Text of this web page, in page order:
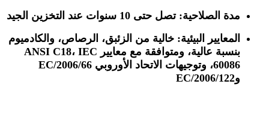
مدة الصلاحية: تصل حتى 10 سنوات عند التخزين الجيد
المعايير البيئية: خالية من الزئبق، الرصاص، والكادميوم
بنسبة عالية، ومتوافقة مع معايير ANSI C18، IEC
60086، وتوجيهات الاتحاد الأوروبي 2006/66/EC
و2006/122/EC